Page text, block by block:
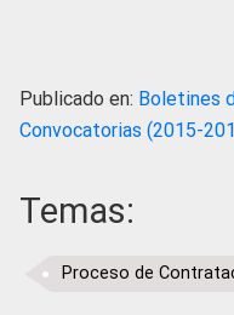
Publicado en: Boletines
Convocatorias (2015-
Temas:
Proceso de